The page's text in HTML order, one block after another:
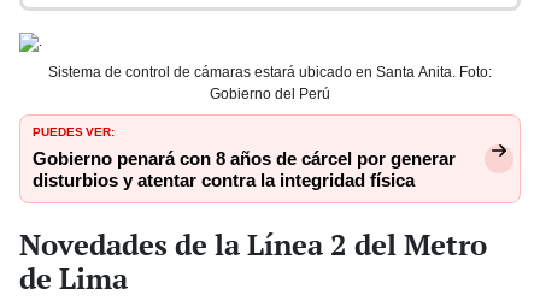
Sistema de control de cámaras estará ubicado en Santa Anita. Foto:
Gobierno del Perú
PUEDES VER:
Gobierno penará con 8 años de cárcel por generar
disturbios y atentar contra la integridad física
Novedades de la Línea 2 del Metro
de Lima